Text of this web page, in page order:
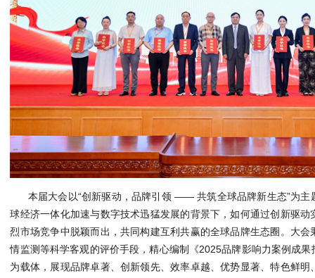
本届大会以“创新驱动，品牌引领 —— 共筑全球品牌新生态”为主
球经济一体化加速与数字技术迅猛发展的背景下，如何通过创新驱
烈市场竞争中脱颖而出，共同构建互利共赢的全球品牌生态圈。大
情监测等科学客观的评价手段，精心编制《2025品牌影响力案例成
为载体，展现品牌卓著、创新领先、效率卓越、优势显著、特色鲜